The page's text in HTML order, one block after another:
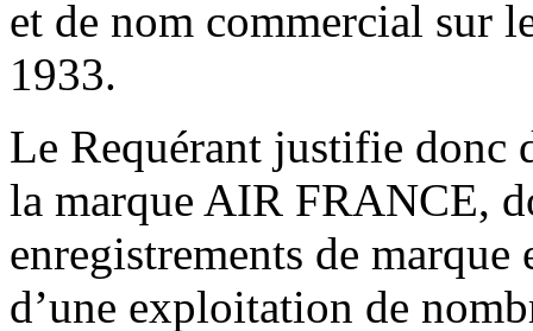
et de nom commercial sur
1933.
Le Requérant justifie donc
la marque AIR FRANCE,
enregistrements de
d’une exploitation de